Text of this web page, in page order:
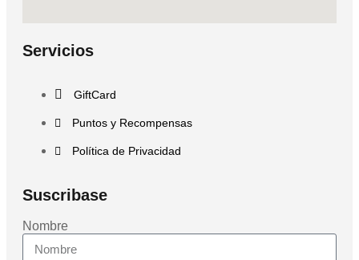
Servicios
GiftCard
Puntos y Recompensas
Política de Privacidad
Suscribase
Nombre